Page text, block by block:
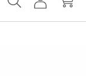
MonMon